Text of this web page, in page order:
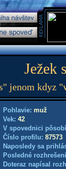
Ježek
jenom kdyz
Pohlavie: muž
Vek: 42
V spovednici
Číslo profilu: 87573
Naposledy sa
Posledné
Doteraz napísal